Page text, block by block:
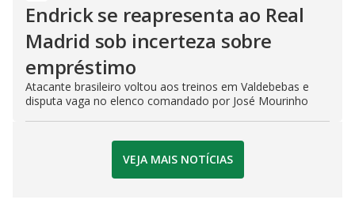
Endrick se reapresenta ao Real
Madrid sob incerteza sobre
empréstimo
Atacante brasileiro voltou aos treinos em Valdebebas e
disputa vaga no elenco comandado por José Mourinho
VEJA MAIS NOTÍCIAS